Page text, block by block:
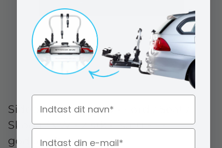
Sideblink SMD LED - Ford / Seat /
Skoda / VW - 2 stk (1 sæt) - E-
godkendt
Navn